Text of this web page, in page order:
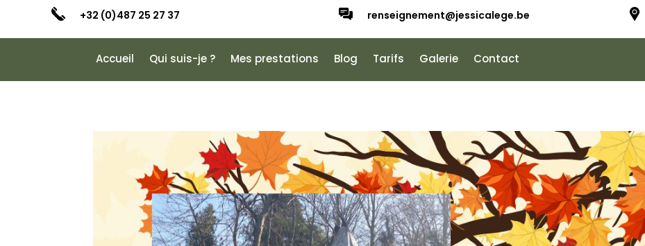
+32 (0)487 25 27 37 renseignement@jessicalege.be
Accueil Qui suis-je ? Mes prestations Blog Tarifs Galerie Contact